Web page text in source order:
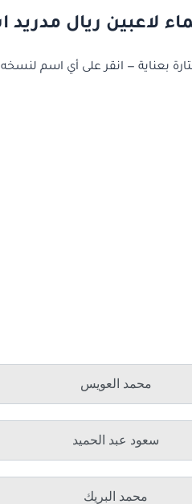
لاعبين ريال مدريد